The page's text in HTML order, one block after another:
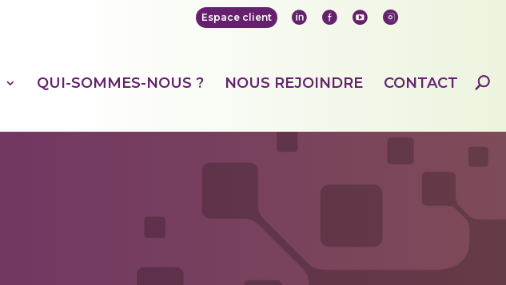
Espace client
QUI-SOMMES-NOUS ? NOUS REJOINDRE CONTACT